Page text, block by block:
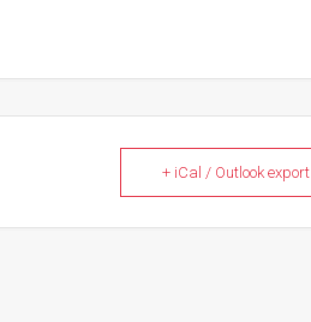
+ iCal / Outlook export